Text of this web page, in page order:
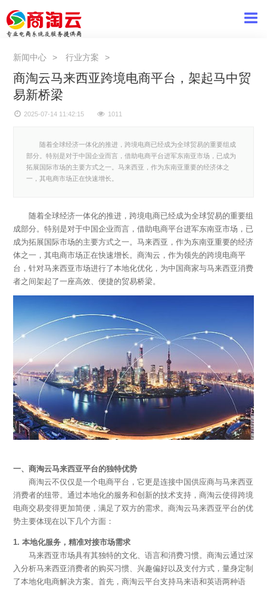
新闻中心 行业方案
商淘云马来西亚跨境电商平台，架起马中贸
易新桥梁
2025-07-14 11:42:15 1011
随着全球经济一体化的推进，跨境电商已经成为全球贸易的重要组成
部分。特别是对于中国企业而言，借助电商平台进军东南亚市场，已成为
拓展国际市场的主要方式之一。马来西亚，作为东南亚重要的经济体之
一，其电商市场正在快速增长。
随着全球经济一体化的推进，跨境电商已经成为全球贸易的重要组
成部分。特别是对于中国企业而言，借助电商平台进军东南亚市场，已
成为拓展国际市场的主要方式之一。马来西亚，作为东南亚重要的经济
体之一，其电商市场正在快速增长。商淘云，作为领先的跨境电商平
台，针对马来西亚市场进行了本地化优化，为中国商家与马来西亚消费
者之间架起了一座高效、便捷的贸易桥梁。
一、商淘云马来西亚平台的独特优势
商淘云不仅仅是一个电商平台，它更是连接中国供应商与马来西亚
消费者的纽带。通过本地化的服务和创新的技术支持，商淘云使得跨境
电商交易变得更加简便，满足了双方的需求。商淘云马来西亚平台的优
势主要体现在以下几个方面：
1. 本地化服务，精准对接市场需求
马来西亚市场具有其独特的文化、语言和消费习惯。商淘云通过深
入分析马来西亚消费者的购买习惯、兴趣偏好以及支付方式，量身定制
了本地化电商解决方案。首先，商淘云平台支持马来语和英语两种语